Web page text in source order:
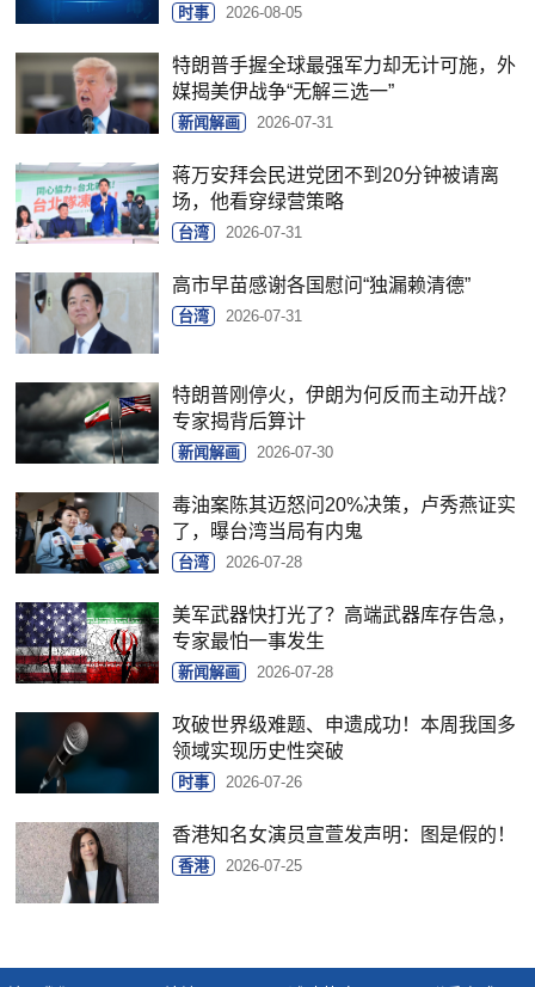
时事 2026-08-05
特朗普手握全球最强军力却无计可施，外
媒揭美伊战争“无解三选一”
新闻解画 2026-07-31
蒋万安拜会民进党团不到20分钟被请离
场，他看穿绿营策略
台湾 2026-07-31
高市早苗感谢各国慰问“独漏赖清德”
台湾 2026-07-31
特朗普刚停火，伊朗为何反而主动开战？
专家揭背后算计
新闻解画 2026-07-30
毒油案陈其迈怒问20%决策，卢秀燕证实
了，曝台湾当局有内鬼
台湾 2026-07-28
美军武器快打光了？高端武器库存告急，
专家最怕一事发生
新闻解画 2026-07-28
攻破世界级难题、申遗成功！本周我国多
领域实现历史性突破
时事 2026-07-26
香港知名女演员宣萱发声明：图是假的！
香港 2026-07-25